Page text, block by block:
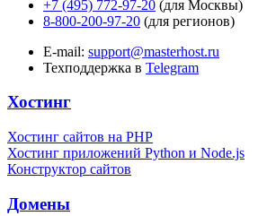
+7 (495) 772-97-20 (для Москвы)
8-800-200-97-20 (для регионов)
E-mail: support@masterhost.ru
Техподдержка в Telegram
Хостинг
Хостинг сайтов на PHP
Хостинг приложений Python и Node.js
Конструктор сайтов
Домены